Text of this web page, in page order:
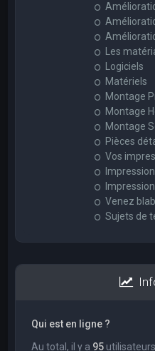
Les
Logiciels
Matériels
Montage
Montage
Montage
Pièces
Vos
Venez
Sujets de
Qui est en ligne ?
Au total, il y a 95